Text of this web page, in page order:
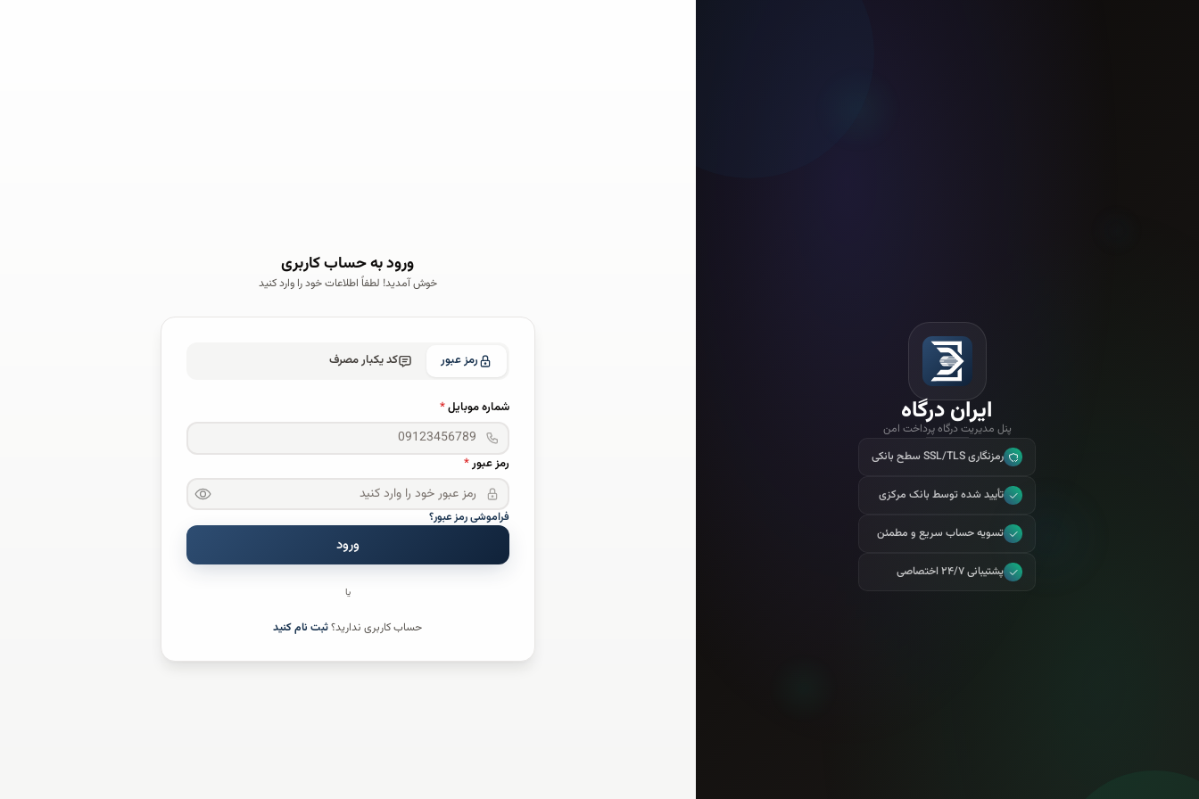
ایران درگاه
پنل مدیریت درگاه پرداخت امن
رمزنگاری SSL/TLS سطح بانکی
تأیید شده توسط بانک مرکزی
تسویه حساب سریع و مطمئن
پشتیبانی ۲۴/۷ اختصاصی
ورود به حساب کاربری
خوش آمدید! لطفاً اطلاعات خود را وارد کنید
رمز عبور کد یکبار مصرف
شماره موبایل*
رمز عبور*
فراموشی رمز عبور؟
ورود
یا
حساب کاربری ندارید؟ثبت نام کنید